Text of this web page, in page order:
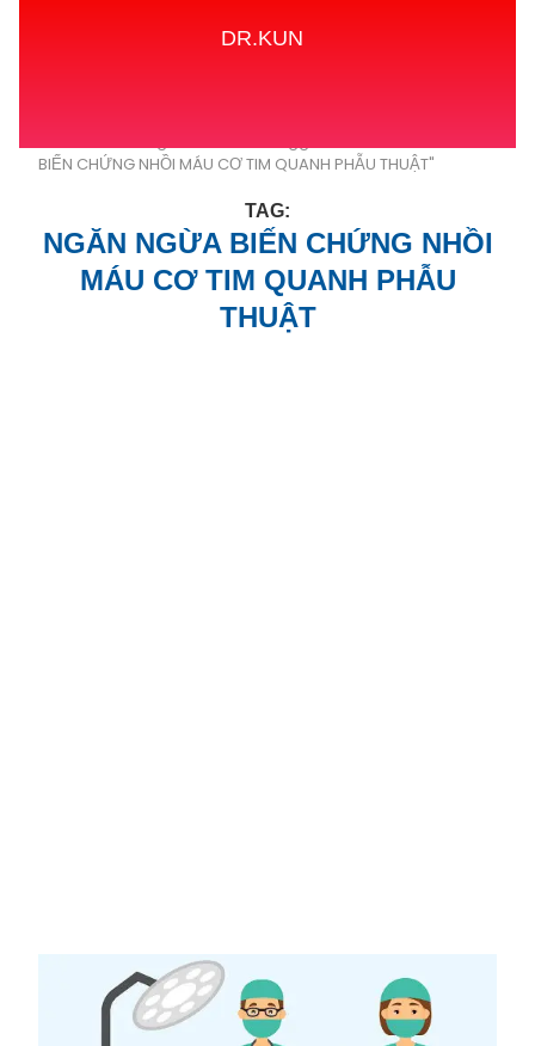
DR.KUN
BIẾN CHỨNG NHỒI MÁU CƠ TIM QUANH PHẪU THUẬT"
TAG:
NGĂN NGỪA BIẾN CHỨNG NHỒI
MÁU CƠ TIM QUANH PHẪU
THUẬT